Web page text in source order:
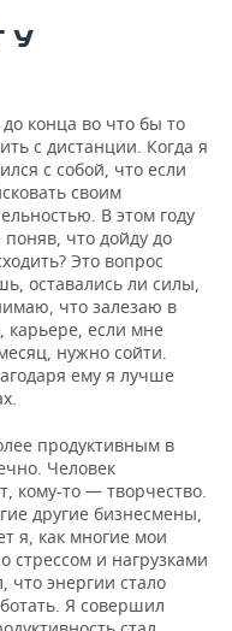
У
конца во что бы то
с дистанции. Когда я
с собой, что если
своим
В этом году
что дойду до
Это вопрос
оставались ли силы,
что залезаю в
карьере, если мне
нужно сойти.
ему я лучше
продуктивным в
Человек
кому-то — творчество.
другие бизнесмены,
я, как многие мои
стрессом и нагрузками
что энергии стало
Я совершил